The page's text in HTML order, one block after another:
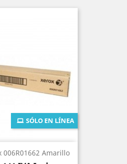
006R01662 Amarillo
SÓLO EN LÍNEA